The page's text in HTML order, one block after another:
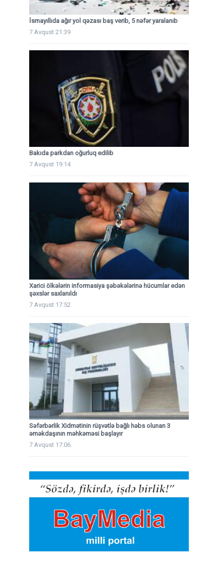
İsmayıllıda ağır yol qəzası baş verib, 5 nəfər yaralanıb
7 Avqust 21:39
Bakıda parkdan oğurluq edilib
7 Avqust 19:14
Xarici ölkələrin informasiya şəbəkələrinə hücumlar edən
şəxslər saxlanıldı
7 Avqust 17:52
Səfərbərlik Xidmətinin rüşvətlə bağlı həbs olunan 3
əməkdaşının məhkəməsi başlayır
7 Avqust 17:06